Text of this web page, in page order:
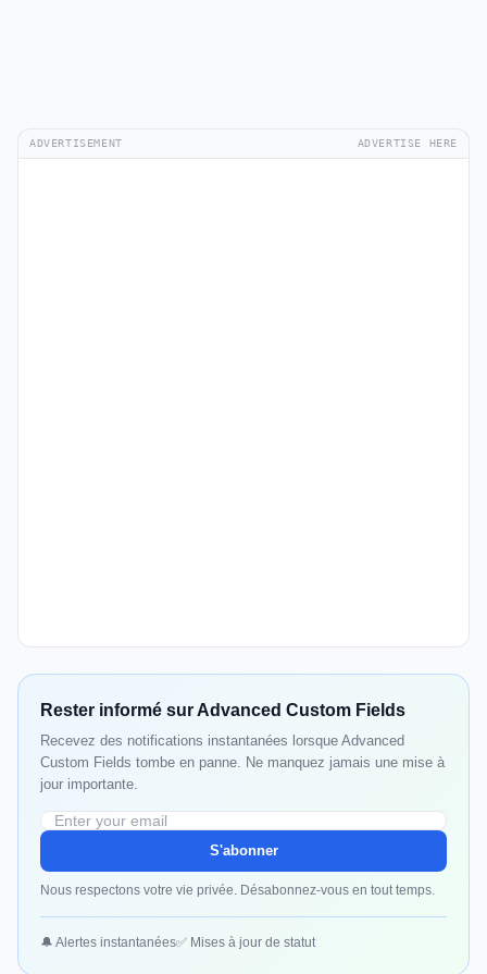
ADVERTISEMENT ADVERTISE HERE
Rester informé sur Advanced Custom Fields
Recevez des notifications instantanées lorsque Advanced
Custom Fields tombe en panne. Ne manquez jamais une mise à
jour importante.
S'abonner
Nous respectons votre vie privée. Désabonnez-vous en tout temps.
🔔 Alertes instantanées✅ Mises à jour de statut